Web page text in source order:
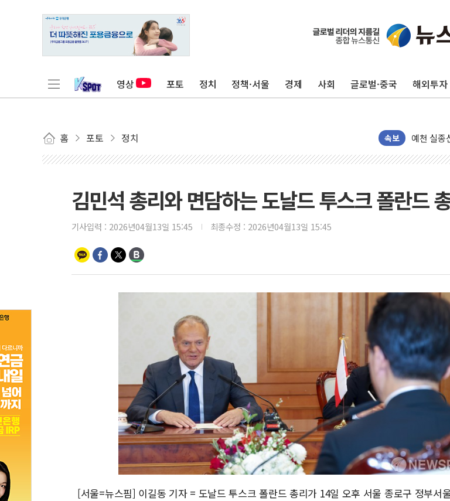
영상 포토 정치 정책·서울 경제 사회 글로벌·중국 해외투자
홈 포토 정치 속보
지방공기
"35초마
한병도 "
AIA그룹,
[컨콜] 네
[컨콜]
[특징주]
HDC랩
와이즈버
배준영 의
[컨콜]
[컨콜] 네
美공화,
롯데쇼핑,
합수본, '
교원그
벤처업
최영근
김민석 총리와 면담하는 도날드 투스크 폴란드
기사입력 : 2026년04월13일 15:45 최종수정 : 2026년04월13일 15:45
[서울=뉴스핌] 이길동 기자 = 도날드 투스크 폴란드 총리가 14일 오후 서울 종로구 정부서